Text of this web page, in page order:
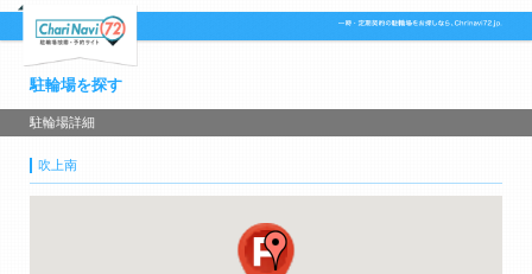
駐輪場を探す
駐輪場詳細
吹上南